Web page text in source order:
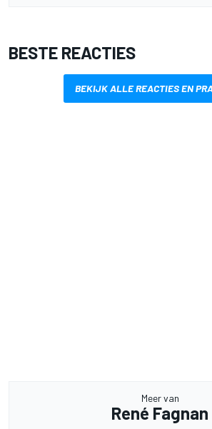
BESTE REACTIES
BEKIJK ALLE REACTIES EN
Meer van
René Fagnan